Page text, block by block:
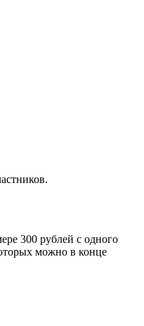
300 рублей с одного
можно в конце